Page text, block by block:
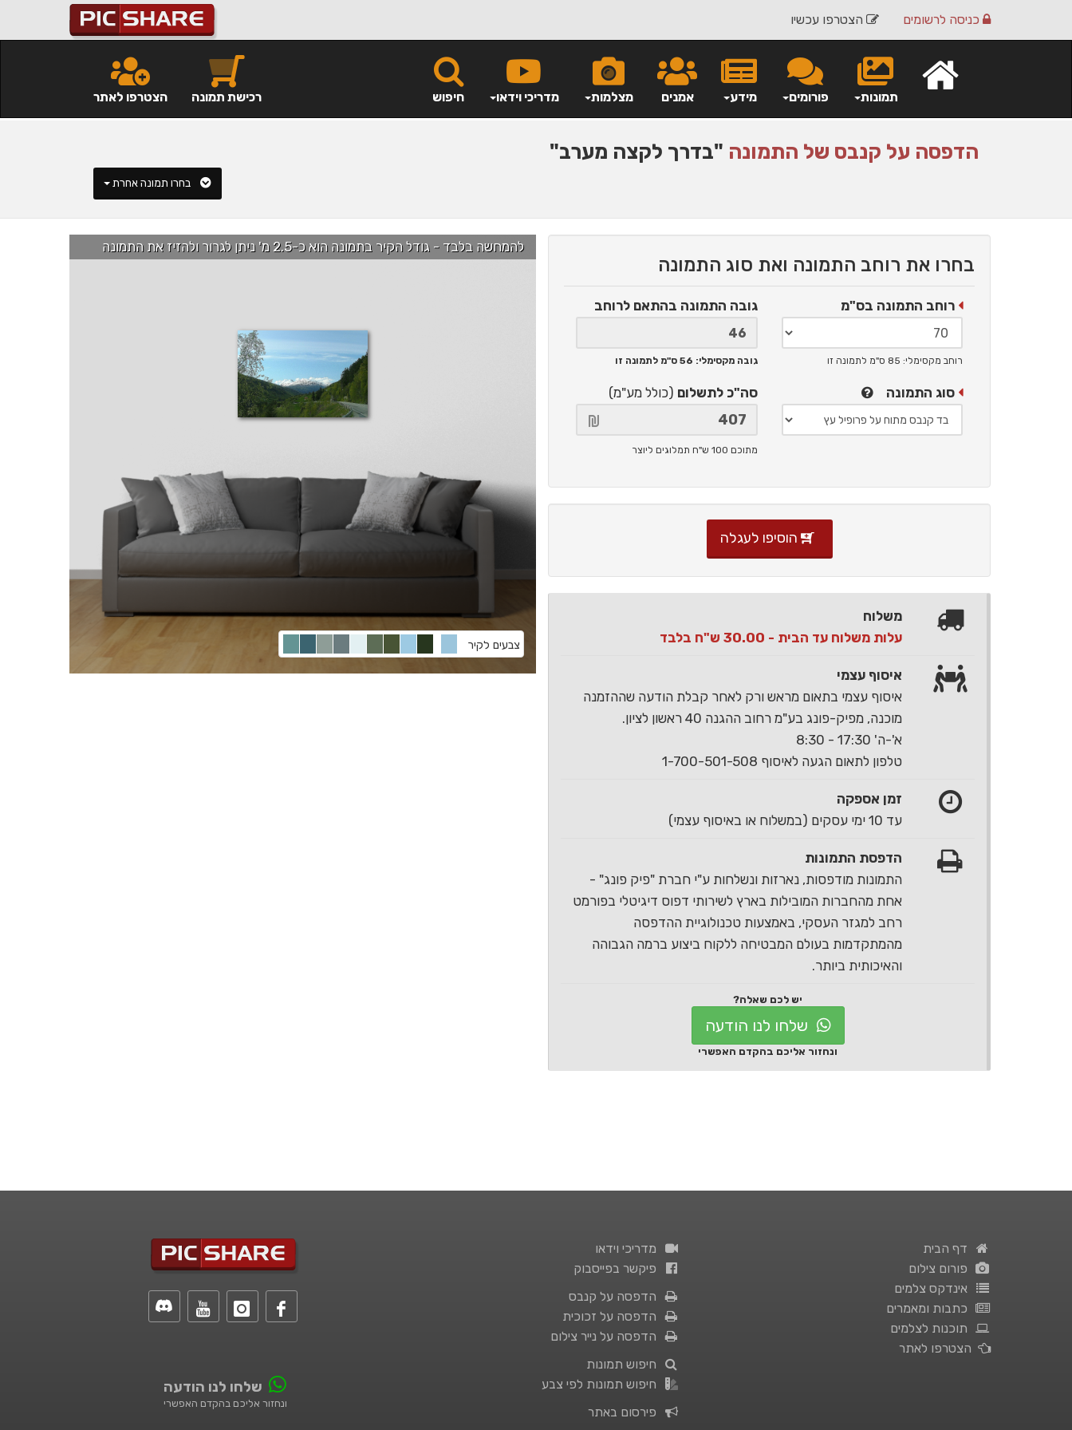
הצטרפו עכשיו כניסה לרשומים
חיפוש מדריכי וידאו מצלמות אמנים מידע פורומים תמונות הצטרפו לאתר רכישת תמונה
הדפסה על קנבס של התמונה "בדרך לקצה מערב"
להמחשה בלבד - גודל הקיר בתמונה הוא כ-2.5 מ' ניתן לגרור ולהזיז את התמונה
צבעים לקיר
בחרו את רוחב התמונה ואת סוג התמונה
רוחב התמונה בס"מ
רוחב מקסימלי: 85 ס"מ לתמונה זו
גובה התמונה בהתאם לרוחב
גובה מקסימלי: 56 ס"מ לתמונה זו
סוג התמונה סה"כ לתשלום (כולל מע"מ)
מתוכם 100 ש"ח תמלוגים ליוצר
הוסיפו לעגלה
משלוח
עלות משלוח עד הבית - 30.00 ש"ח בלבד
איסוף עצמי
איסוף עצמי בתאום מראש ורק לאחר קבלת הודעה שההזמנה
מוכנה, מפיק-פונג בע"מ רחוב ההגנה 40 ראשון לציון.
א'-ה' 17:30 - 8:30
טלפון לתאום הגעה לאיסוף 1-700-501-508
זמן אספקה
עד 10 ימי עסקים (במשלוח או באיסוף עצמי)
הדפסת התמונות
התמונות מודפסות, נארזות ונשלחות ע"י חברת "פיק פונג" -
אחת מהחברות המובילות בארץ לשירותי דפוס דיגיטלי בפורמט
רחב למגזר העסקי, באמצעות טכנולוגיית ההדפסה
מהמתקדמות בעולם המבטיחה ללקוח ביצוע ברמה הגבוהה
והאיכותית ביותר.
יש לכם שאלה?
שלחו לנו הודעה
ונחזור אליכם בהקדם האפשרי
שלחו לנו הודעה
ונחזור אליכם בהקדם האפשרי
מדריכי וידאו
פיקשר בפייסבוק
הדפסה על קנבס
הדפסה על זכוכית
הדפסה על נייר צילום
חיפוש תמונות
חיפוש תמונות לפי צבע
פירסום באתר
דף הבית
פורום צילום
אינדקס צלמים
כתבות ומאמרים
תוכנות לצלמים
הצטרפו לאתר